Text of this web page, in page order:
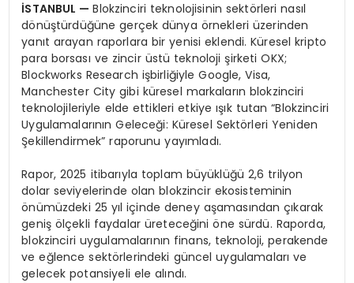
İSTANBUL —Blokzinciri teknolojisinin sektörleri nasıl
dönüştürdüğüne gerçek dünya örnekleri üzerinden
yanıt arayan raporlara bir yenisi eklendi. Küresel kripto
para borsası ve zincir üstü teknoloji şirketi OKX;
Blockworks Research işbirliğiyle Google, Visa,
Manchester City gibi küresel markaların blokzinciri
teknolojileriyle elde ettikleri etkiye ışık tutan “Blokzinciri
Uygulamalarının Geleceği: Küresel Sektörleri Yeniden
Şekillendirmek” raporunu yayımladı.
Rapor, 2025 itibarıyla toplam büyüklüğü 2,6 trilyon
dolar seviyelerinde olan blokzincir ekosisteminin
önümüzdeki 25 yıl içinde deney aşamasından çıkarak
geniş ölçekli faydalar üreteceğini öne sürdü. Raporda,
blokzinciri uygulamalarının finans, teknoloji, perakende
ve eğlence sektörlerindeki güncel uygulamaları ve
gelecek potansiyeli ele alındı.